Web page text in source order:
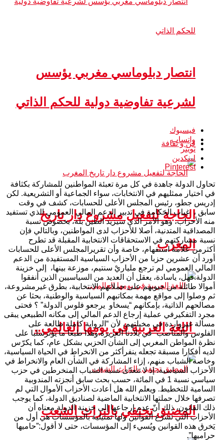
انتصار دبلوماسي مغربي يؤسس
لشرعية تفاوضية دولية للحكم الذاتي
فن و ثقافة
الحاجة لتفعيل مشروع دار تاريخ
المغرب
اللغة العربية في يومها العالمي..
المضيق تحتفي بالتراث الشعب
فيسبوك
واتساب
تويتر
لينكدين
Pinterest
تحاول الدولة جاهدة في كل مرة تعبئة المواطنين للمشاركة بكثافة
في اختيار ممثليهم في الانتخابات، سواء الجماعية أو التشريعية. لكن
إدريس جطو، رئيس المجلس الأعلى للحسابات، كشف في وقت
سابق ، غياب الحَكامة في تدبير الدعم المالي العمومي الذي تستفيد
منه الأحزاب، وهو الأمر الذي سيزيد الطين بلة، بخصوص نسبة
المصداقية المتدنية، أصلا للأحزاب لدى المواطنين، وبالتالي فإن
نسبة مشاركتهم في الاستحقاقات الانتخابية المقبلة قد تطرح
أكثرمن علامة استفهام، خاصة وأن تقريرالمجلس الأعلى للحسابات
أورد أن عشرين حزبا من الأحزاب السياسية المستفيدة من الدعم
المالي العمومي لم ترجع ملياريْ سنتيم، موزعة بينها، إلى خزينة
الدولة.فهل، ياسادة، يعقل أن العديد من السياسيين الذين أنفقوا
أموالا طائلة من جيوبهم على حملاتهم الانتخابية، بطرق غيرمشروعة،
ثم وصلوا إلى مواقع مهمة بمكاتبهم السياسية والوطنية، بحثا عن
مصالحهم الذاتية، بإمكانهم “يسخاو يرجعو فلوس الدولة” ؟ فحتى
مجرد التفكيرفي عملية إرجاع الدعم المالي إلى مكانه الطبيعي يبقى
مسألة غيرواردة في مخيلتهم، لأن “الرواية كاملة طالعة على
الفلوس والمناصب” في بلادنا العزيزة.وهذا طبعا ما يؤثرسلبا على
نظرة المواطن المغربي إلى الشأن الحزبي بشكل عام، كما يكرّس
لديه أفكارا مسبقة تجعله ينفرأكثر من الانخراط في الحياة السياسية،
وخاصة الشباب منهم، إزاء المشاركة في الشأن العام والانخراط في
الأحزاب السياسية، إذ لا تتعدّى نسبة الشباب المنخرطين في حزب
سياسي نسبة 1 في المائة، حسب بحث سابق أنجزته المندوبية
السامية للتخطيط. ويعلم الله هل أعادت الأحزاب الأموال التي لم
تصرفها خلال حملتها الانتخابية الماضية لصناديق الدولة، كما يوجب
ذلك القانون، ذلك أنّ عدم إرجاعها إلى خزينة الدولة معناه أن
الأحزاب التي تشرّع القوانين ولها تمثيلية بالمؤسسات هي أول من
يَخرق هذه القوانين ويُسيء إلى المؤسسات، حتى لا أقول:”حاميها
حراميها”.